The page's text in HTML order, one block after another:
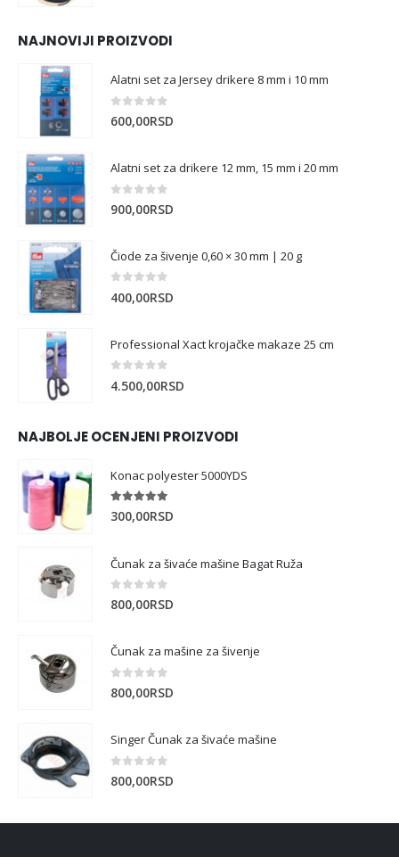
NAJNOVIJI PROIZVODI
Alatni set za Jersey drikere 8 mm i 10 mm
0 out of 5
600,00RSD
Alatni set za drikere 12 mm, 15 mm i 20 mm
900,00RSD
Čiode za šivenje 0,60 × 30 mm | 20 g
400,00RSD
Professional Xact krojačke makaze 25 cm
4.500,00RSD
NAJBOLJE OCENJENI PROIZVODI
Konac polyester 5000YDS
5.00out of 5
300,00RSD
Čunak za šivaće mašine Bagat Ruža
0 out of 5
800,00RSD
Čunak za mašine za šivenje
0 out of 5
800,00RSD
Singer Čunak za šivaće mašine
0 out of 5
800,00RSD